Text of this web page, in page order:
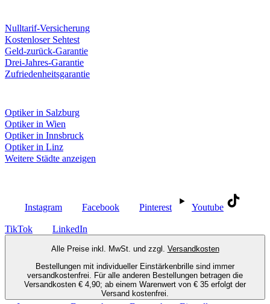
Nulltarif-Versicherung
Kostenloser Sehtest
Geld-zurück-Garantie
Drei-Jahres-Garantie
Zufriedenheitsgarantie
Optiker in Salzburg
Optiker in Wien
Optiker in Innsbruck
Optiker in Linz
Weitere Städte anzeigen
Instagram Facebook Pinterest Youtube
TikTok LinkedIn
Alle Preise inkl. MwSt. und zzgl. Versandkosten
Bestellungen mit individueller Einstärkenbrille sind immer
versandkostenfrei. Für alle anderen Bestellungen betragen die
Versandkosten € 4,90; ab einem Warenwert von € 35 erfolgt der
Versand kostenfrei.